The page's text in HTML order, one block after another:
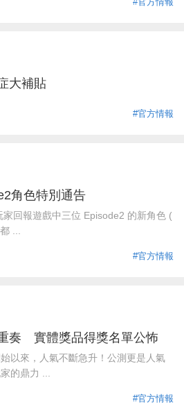
大補貼
#官方情報
角色特別通告
回報遊戲中三位 Episode2 的新角色 (
...
#官方情報
奏 實體獎品得獎名單公怖
以來，人氣不斷急升！公測更是人氣
的鼎力 ...
#官方情報